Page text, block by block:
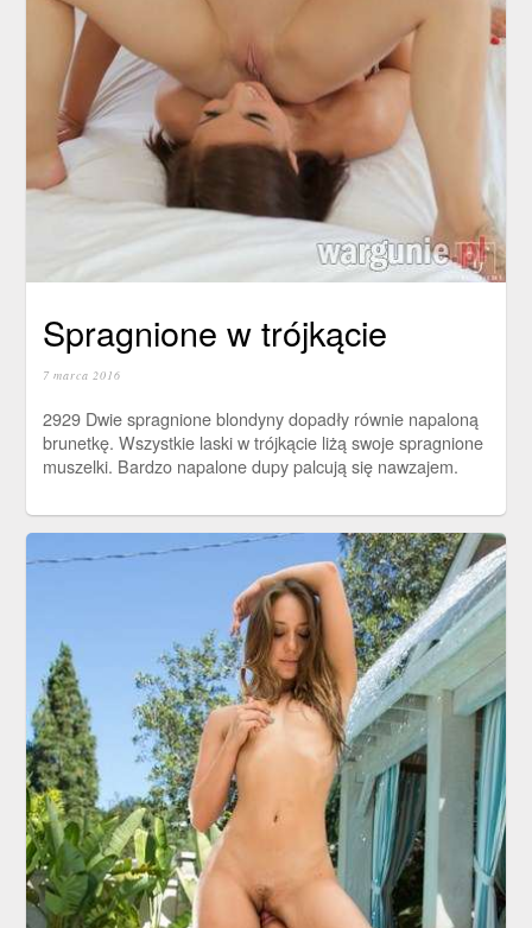
Spragnione w trójkącie
7 marca 2016
2929 Dwie spragnione blondyny dopadły równie napaloną
brunetkę. Wszystkie laski w trójkącie liżą swoje spragnione
muszelki. Bardzo napalone dupy palcują się nawzajem.